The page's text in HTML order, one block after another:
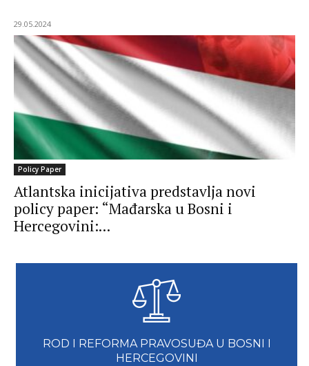
29.05.2024
Policy Paper
Atlantska inicijativa predstavlja novi
policy paper: “Mađarska u Bosni i
Hercegovini:...
ROD I REFORMA PRAVOSUĐA U BOSNI I
HERCEGOVINI